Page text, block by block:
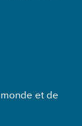
monde et de